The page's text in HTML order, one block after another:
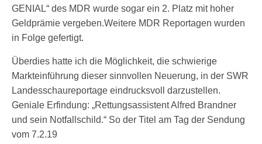
GENIAL“ des MDR wurde sogar ein 2. Platz mit hoher
Geldprämie vergeben.Weitere MDR Reportagen wurden
in Folge gefertigt.
Überdies hatte ich die Möglichkeit, die schwierige
Markteinführung dieser sinnvollen Neuerung, in der SWR
Landesschaureportage eindrucksvoll darzustellen.
Geniale Erfindung: „Rettungsassistent Alfred Brandner
und sein Notfallschild.“ So der Titel am Tag der Sendung
vom 7.2.19